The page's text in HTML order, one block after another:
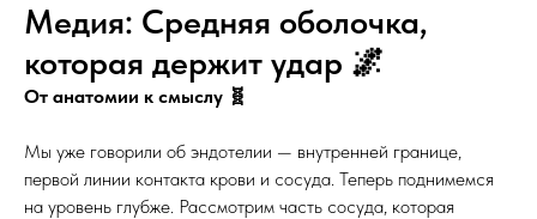
Медия: Средняя оболочка,
которая держит удар 🌌
От анатомии к смыслу 🧬
Мы уже говорили об эндотелии — внутренней границе,
первой линии контакта крови и сосуда. Теперь поднимемся
на уровень глубже. Рассмотрим часть сосуда, которая